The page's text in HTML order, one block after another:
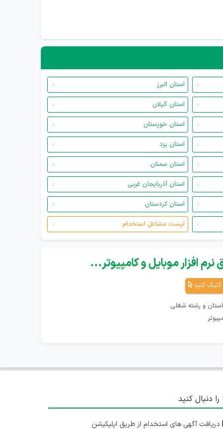
استان البرز
استان گیلان
استان خوزستان
استان یزد
استان سمنان
استان آذربایجان غربی
استان کردستان
لیست مشاغل استخدام
افزار موبایل و کامپیوتر...
کلیک کنید
و رشته شغلی
را دنبال کنید
دریافت آگهی های استخدام از طریق اپلیکیشن